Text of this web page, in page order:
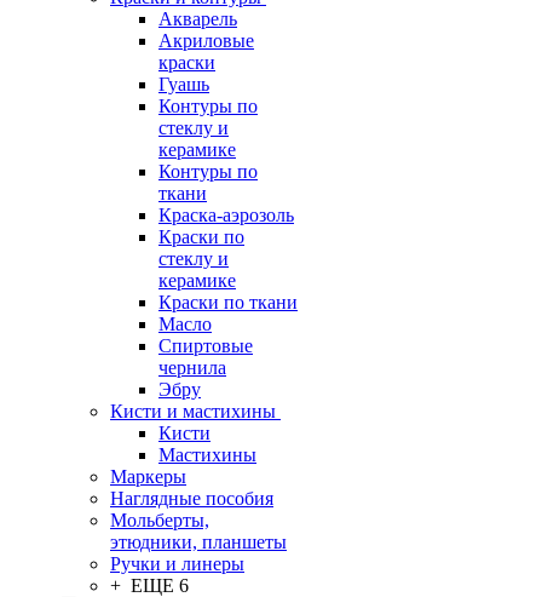
Акварель
Акриловые
краски
Гуашь
Контуры по
стеклу и
керамике
Контуры по
ткани
Краска-аэрозоль
Краски по
стеклу и
керамике
Краски по ткани
Масло
Спиртовые
чернила
Эбру
Кисти и мастихины
Кисти
Мастихины
Маркеры
Наглядные пособия
Мольберты,
этюдники, планшеты
Ручки и линеры
+ ЕЩЕ 6